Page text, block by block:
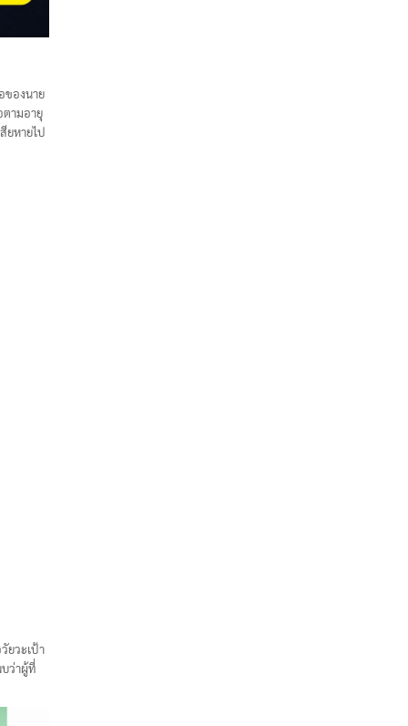
ของนาย
ตามอายุ
ยหายไป
ยวะเป้า
บว่าผู้ที่